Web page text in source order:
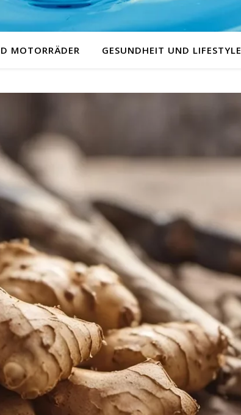
MOTORRÄDER GESUNDHEIT UND LIFESTYLE